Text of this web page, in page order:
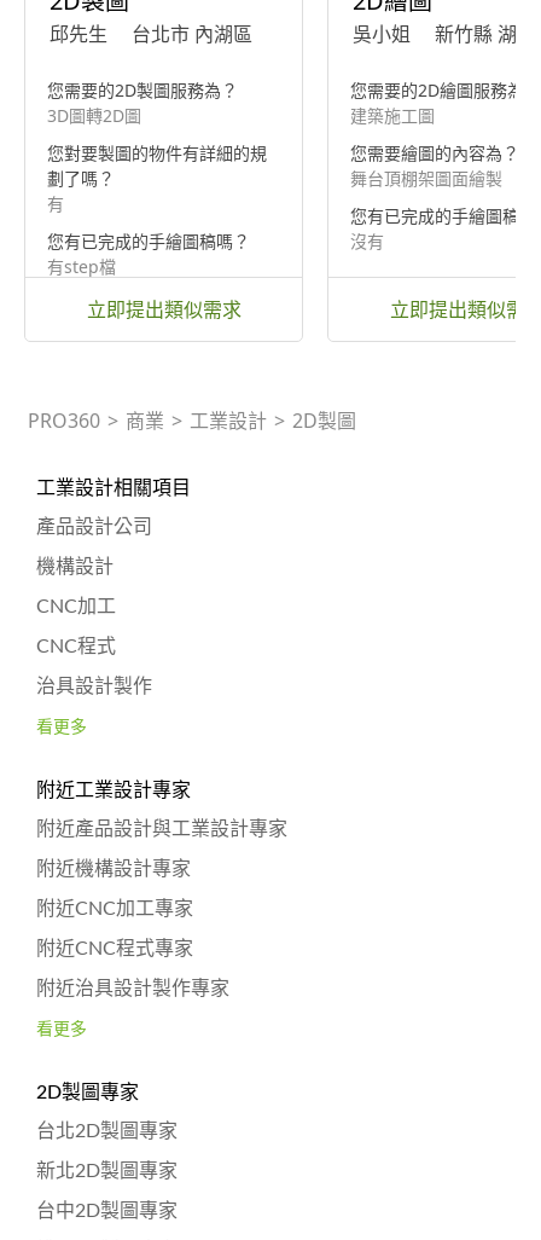
邱先生 台北市 內湖區
您需要的2D製圖服務為？
3D圖轉2D圖
您對要製圖的物件有詳細的規
劃了嗎？
有
您有已完成的手繪圖稿嗎？
有step檔
立即提出類似需求
吳小姐 新竹縣 湖口
您需要的2D繪圖服務為？
建築施工圖
您需要繪圖的內容為？
舞台頂棚架圖面繪製
您有已完成的手繪圖稿嗎
沒有
立即提出類似需
PRO360 > 商業 > 工業設計 > 2D製圖
工業設計相關項目
產品設計公司
機構設計
CNC加工
CNC程式
治具設計製作
看更多
附近工業設計專家
附近產品設計與工業設計專家
附近機構設計專家
附近CNC加工專家
附近CNC程式專家
附近治具設計製作專家
看更多
2D製圖專家
台北2D製圖專家
新北2D製圖專家
台中2D製圖專家